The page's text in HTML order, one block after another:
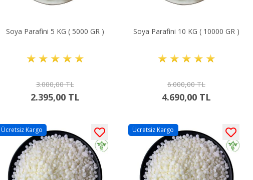
Soya Parafini 5 KG ( 5000 GR )
3.000,00 TL
2.395,00 TL
Soya Parafini 10 KG ( 10000 GR )
6.000,00 TL
4.690,00 TL
Ücretsiz Kargo Ücretsiz Kargo